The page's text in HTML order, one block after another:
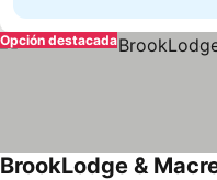
Opción destacada
BrookLodge &